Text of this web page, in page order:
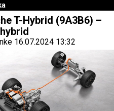
T-Hybrid (9A3B6) –
16.07.2024 13:32